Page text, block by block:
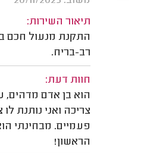
תיאור השירות:
התקנת מנעול חכם
רב-בריח.
חוות דעת:
הוא בן אדם מדהים,
פעמיים. מבחינתי
הראשון!